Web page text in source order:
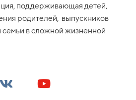
поддерживающая детей,
родителей, выпускников
в сложной жизненной